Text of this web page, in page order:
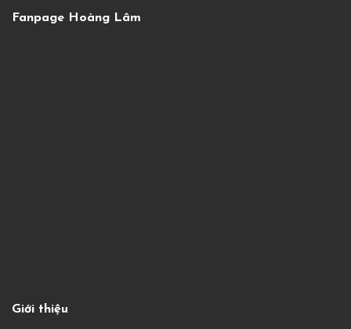
Giới thiệu
Fanpage Hoàng Lâm